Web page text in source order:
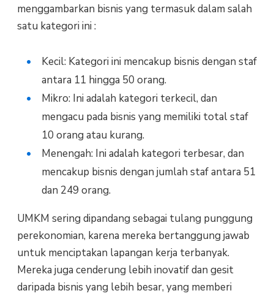
menggambarkan bisnis yang termasuk dalam salah
satu kategori ini :
Kecil: Kategori ini mencakup bisnis dengan staf
antara 11 hingga 50 orang.
Mikro: Ini adalah kategori terkecil, dan
mengacu pada bisnis yang memiliki total staf
10 orang atau kurang.
Menengah: Ini adalah kategori terbesar, dan
mencakup bisnis dengan jumlah staf antara 51
dan 249 orang.
UMKM sering dipandang sebagai tulang punggung
perekonomian, karena mereka bertanggung jawab
untuk menciptakan lapangan kerja terbanyak.
Mereka juga cenderung lebih inovatif dan gesit
daripada bisnis yang lebih besar, yang memberi